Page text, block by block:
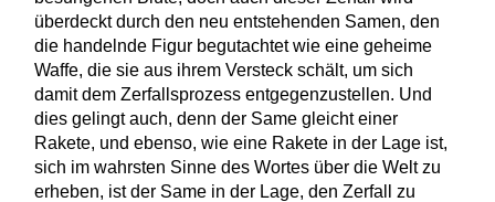
überdeckt durch den neu entstehenden Samen, den
die handelnde Figur begutachtet wie eine geheime
Waffe, die sie aus ihrem Versteck schält, um sich
damit dem Zerfallsprozess entgegenzustellen. Und
dies gelingt auch, denn der Same gleicht einer
Rakete, und ebenso, wie eine Rakete in der Lage ist,
sich im wahrsten Sinne des Wortes über die Welt zu
erheben, ist der Same in der Lage, den Zerfall zu